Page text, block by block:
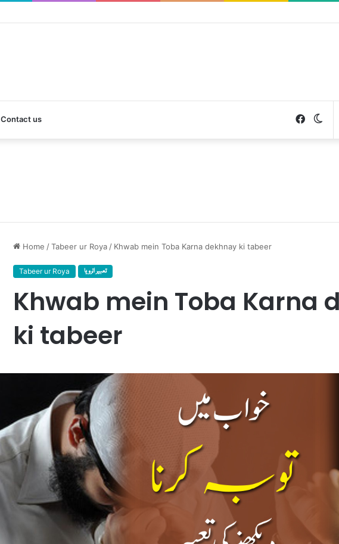
Contact us
Home /Tabeer ur Roya / Khwab mein Toba Karna dekhnay ki tabeer
Tabeer ur Roya تعبیر الرویا
Khwab mein Toba Karna
ki tabeer